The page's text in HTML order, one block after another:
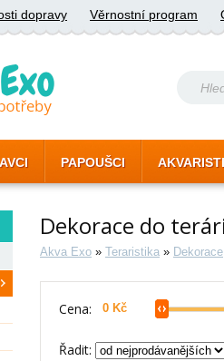
dopravy Věrnostní program
PAPOUŠCI
Dekorace do
Akva Exo » Teraristika » Dekorace
Cena:
Řadit: